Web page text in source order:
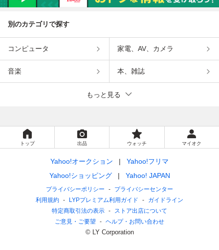
別のカテゴリで探す
コンピュータ 家電、AV、カメラ
音楽 本、雑誌
もっと見る
トップ 出品 ウォッチ マイオク
Yahoo!オークション
Yahoo!フリマ
Yahoo!ショッピング
Yahoo! JAPAN
プライバシーポリシー
プライバシーセンター
利用規約
LYPプレミアム利用ガイド
ガイドライン
特定商取引法の表示
ストア出店について
ご意見・ご要望
ヘルプ・お問い合わせ
© LY Corporation